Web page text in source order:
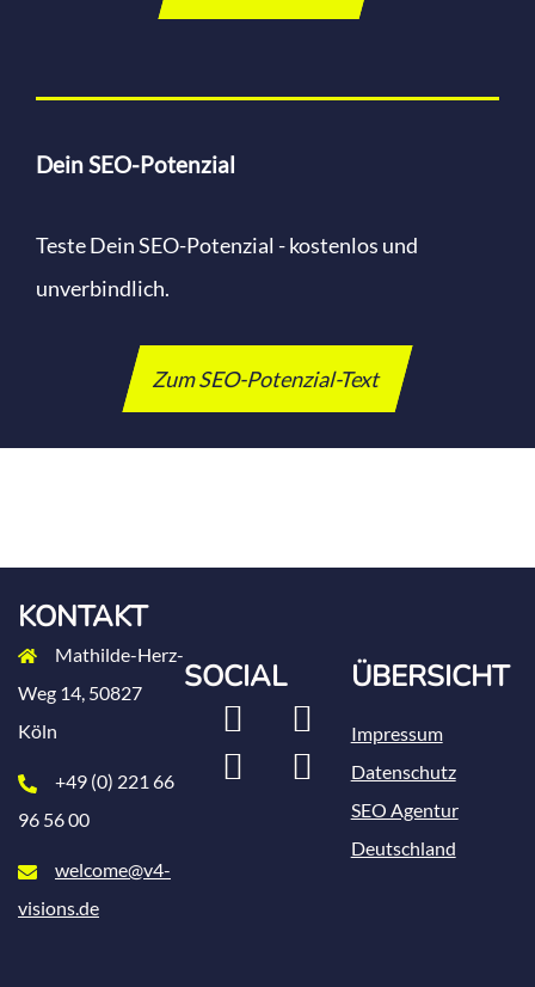
Dein SEO-Potenzial
Teste Dein SEO-Potenzial - kostenlos und
unverbindlich.
Zum SEO-Potenzial-Text
KONTAKT
Mathilde-Herz-
Weg 14, 50827
Köln
+49 (0) 221 66
96 56 00
welcome@v4-
visions.de
SOCIAL
LinkedIn
Instagram
ÜBERSICHT
Impressum
Datenschutz
SEO Agentur
Deutschland